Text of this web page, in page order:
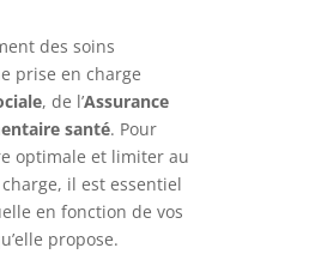
des soins
prise en charge
, de l’Assurance
santé. Pour
optimale et limiter au
il est essentiel
en fonction de vos
propose.